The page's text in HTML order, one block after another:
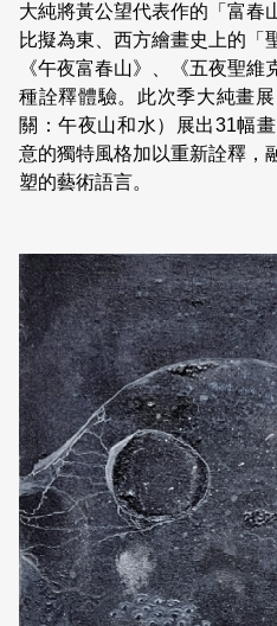
大純將黃公望代表作的「富春
比擬為東、西方繪畫史上的「
《午夜富春山》、《五夜聖
種詮釋體驗。此次季大純畫
關：午夜山和水）展出31幅
意的獨特風格加以重新詮釋，
塑的藝術語言。